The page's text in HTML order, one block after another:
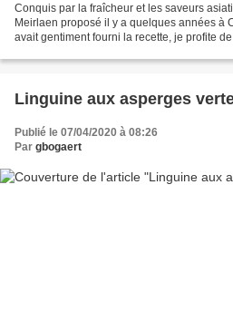
Conquis par la fraîcheur et les saveurs
Meirlaen proposé il y a quelques années à
avait gentiment fourni la recette, je profite
Linguine aux asperges
Publié le 07/04/2020 à 08:26
Par gbogaert